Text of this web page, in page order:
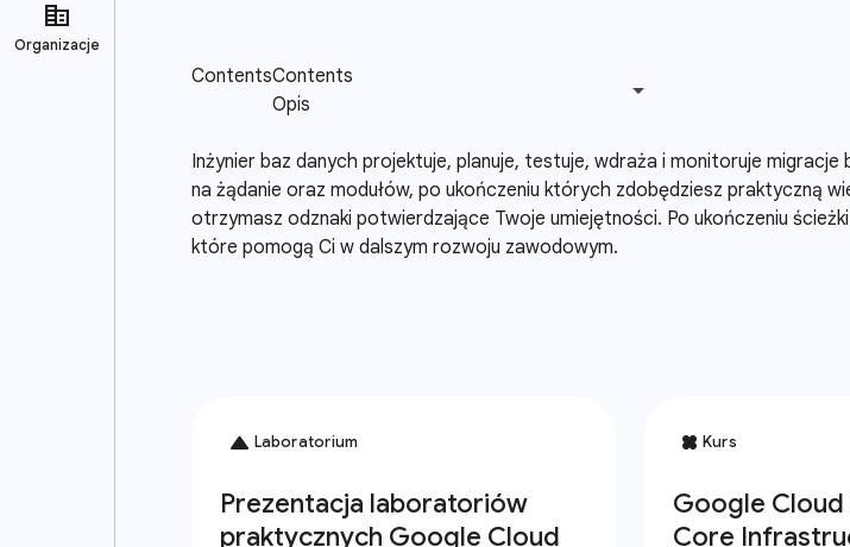
Inżynier baz danych projektuje, planuje, testuje, wdraża i monitoruje
na żądanie oraz modułów, po ukończeniu których zdobędziesz praktyczną
otrzymasz odznaki potwierdzające Twoje umiejętności. Po ukończeniu
które pomogą Ci w dalszym rozwoju zawodowym.